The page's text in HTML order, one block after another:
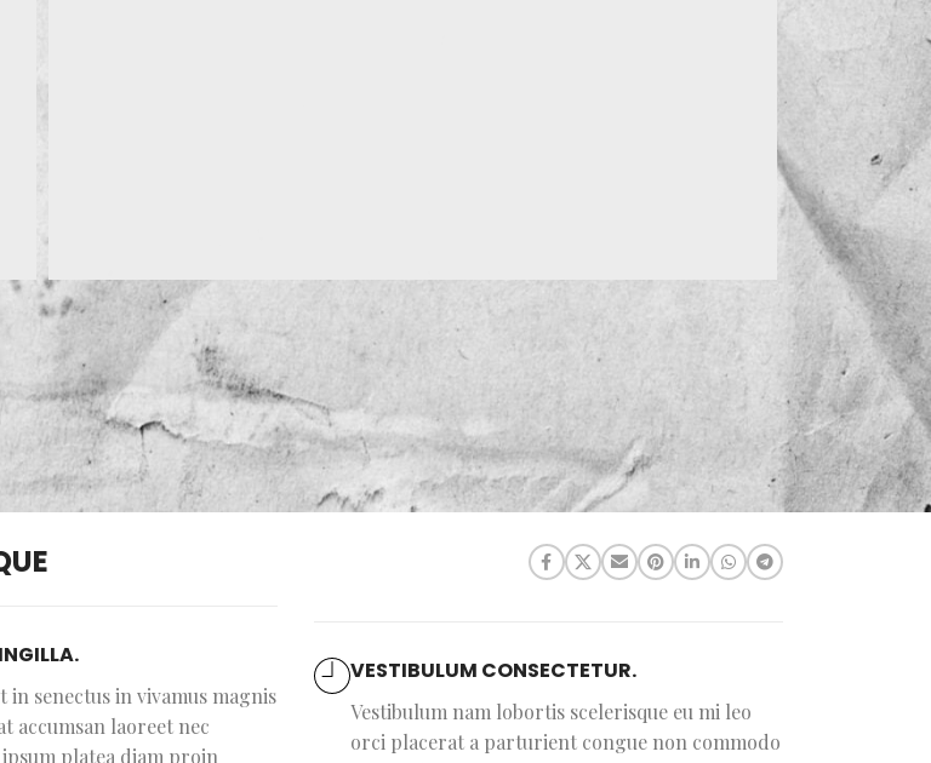
in senectus in vivamus magnis
accumsan laoreet nec
platea diam proin
VESTIBULUM CONSECTETUR.
Vestibulum nam lobortis scelerisque eu mi leo
orci placerat a parturient congue non commodo